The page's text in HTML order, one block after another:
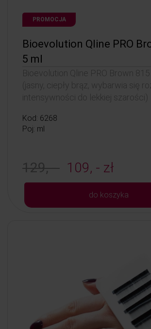
PROMOCJA
Bioevolution Qline PRO
5 ml
Bioevolution Qline PRO Brown 815
(jasny, ciepły brąz, wybarwia się
intensywności do lekkiej szarości)
Kod: 6268
Poj: ml
129, - 109, - zł
do koszyka